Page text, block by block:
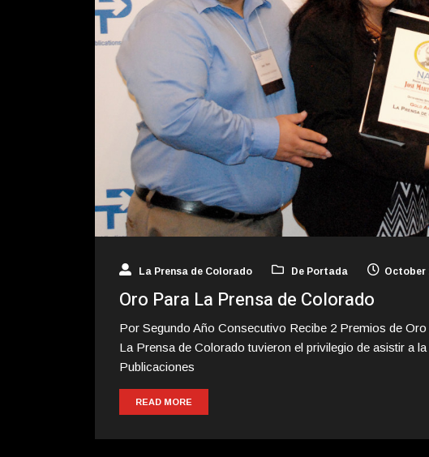
La Prensa de Colorado De Portada October
Oro Para La Prensa de Colorado
Por Segundo Año Consecutivo Recibe 2 Premios de
La Prensa de Colorado tuvieron el privilegio de asistir a
Publicaciones
READ MORE